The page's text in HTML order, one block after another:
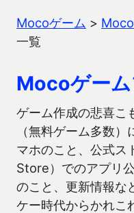
Mocoゲーム >
一覧
Mocoゲー
ゲーム作成の悲喜こ
（無料ゲーム多数
マホのこと、公式
Store）でのアプリ
のこと、更新情報な
ケー時代からかれこ